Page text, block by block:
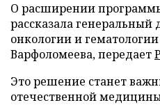
О расширении
рассказала
онкологии и
Варфоломеева, передает
Это решение станет
отечественной